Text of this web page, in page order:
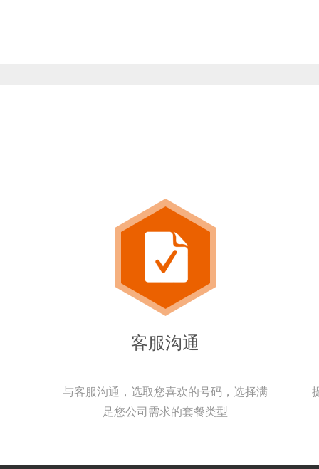
客服沟通
与客服沟通，选取您喜欢的号码，选择满
足您公司需求的套餐类型